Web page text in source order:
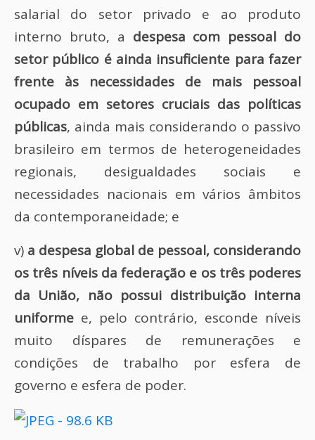
salarial do setor privado e ao produto
interno bruto, a despesa com pessoal do
setor público é ainda insuficiente para fazer
frente às necessidades de mais pessoal
ocupado em setores cruciais das políticas
públicas, ainda mais considerando o passivo
brasileiro em termos de heterogeneidades
regionais, desigualdades sociais e
necessidades nacionais em vários âmbitos
da contemporaneidade; e
v) a despesa global de pessoal, considerando
os três níveis da federação e os três poderes
da União, não possui distribuição interna
uniforme e, pelo contrário, esconde níveis
muito díspares de remunerações e
condições de trabalho por esfera de
governo e esfera de poder.